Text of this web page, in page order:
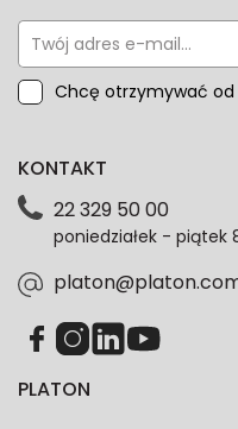
Chcę otrzymywać od
przeze mnie adres
dotyczące danych
każdym czasie.
zgodność z prawem
PLATON
KONTAKT
22 329 50 00
poniedziałek - piątek